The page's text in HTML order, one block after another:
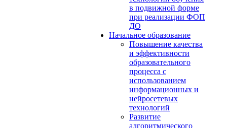
в подвижной форме
при реализации ФОП
ДО
Начальное образование
Повышение качества
и эффективности
образовательного
процесса с
использованием
информационных и
нейросетевых
технологий
Развитие
алгоритмического